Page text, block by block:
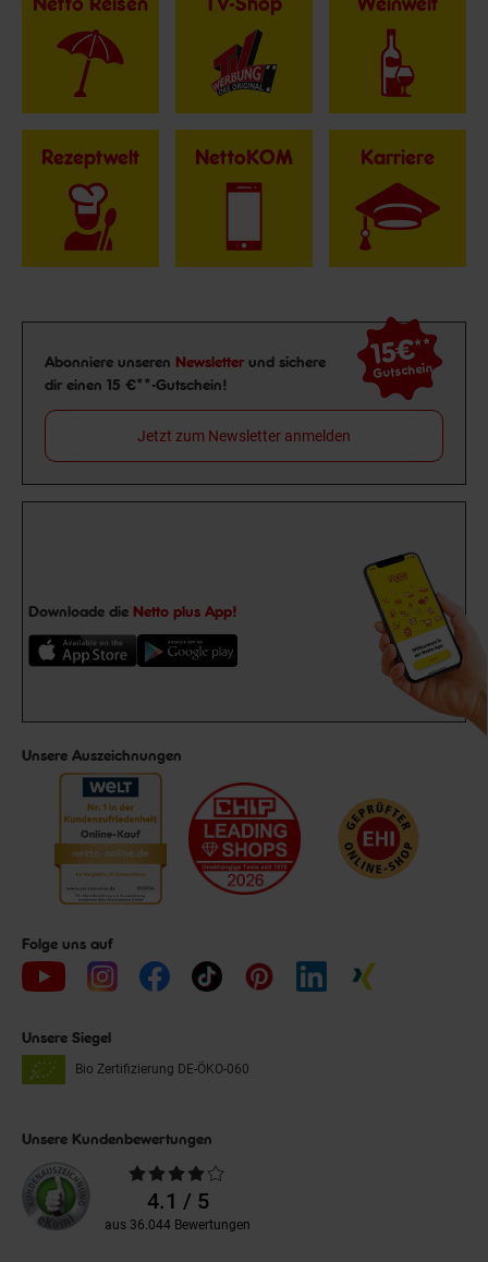
Rezeptwelt NettoKOM Karriere
Newsletter Anmeldung
Abonniere unseren Newsletter und sichere
dir einen 15 €**-Gutschein!
15€**
Gutschein
Jetzt zum Newsletter anmelden
Downloade die Netto plus App!
Unsere Auszeichnungen
Folge uns auf
Unsere Siegel
Bio Zertifizierung DE-ÖKO-060
Unsere Kundenbewertungen
Durchschnittliche
Bewertungen4.1 / 5
aus 36.044 Bewertungen